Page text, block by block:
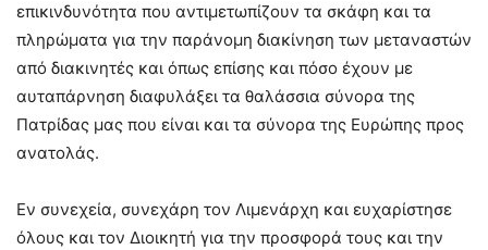
επικινδυνότητα που αντιμετωπίζουν τα σκάφη και τα
πληρώματα για την παράνομη διακίνηση των μεταναστών
από διακινητές και όπως επίσης και πόσο έχουν με
αυταπάρνηση διαφυλάξει τα θαλάσσια σύνορα της
Πατρίδας μας που είναι και τα σύνορα της Ευρώπης προς
ανατολάς.
Εν συνεχεία, συνεχάρη τον Λιμενάρχη και ευχαρίστησε
όλους και τον Διοικητή για την προσφορά τους και την